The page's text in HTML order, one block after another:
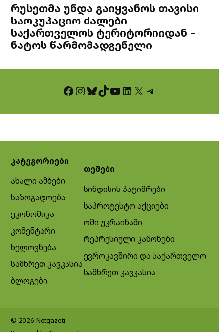
რუსეთმა უნდა გაიყვანოს თავისი
საოკუპაციო ძალები
საქართველოს ტერიტორიიდან –
ნატოს წარმომადგენელი
Facebook InstagramBluesky TikTok YouTube LinkedIn X Telegram
კატეგორიები
ახალი ამბები
საზოგადოება
ეკონომიკა
კომენტარი
ხელოვნება
სამხრეთ კავკასია
ბლოგები
თემები
სინდისის პატიმრები
საპროტესტო აქციები
ომი უკრაინაში
რეპრესიული კანონები
ევროკავშირი და საქართველო
სამხრეთ კავკასია
© 2026 Netgazeti